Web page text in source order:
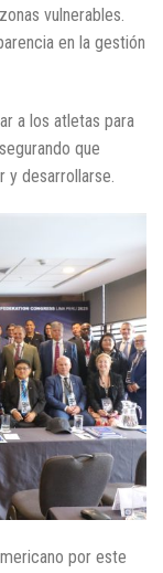
vulnerables.
en la gestión
a los atletas para
que
y desarrollarse.
por este